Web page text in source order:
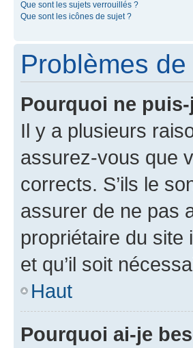
Que sont les sujets verrouillés ?
Que sont les icônes de sujet ?
Problèmes
Pourquoi ne
Il y a plusieurs
assurez-vous que
corrects. S’ils le
assurer de ne pas
propriétaire du site
et qu’il soit
Haut
Pourquoi ai-je